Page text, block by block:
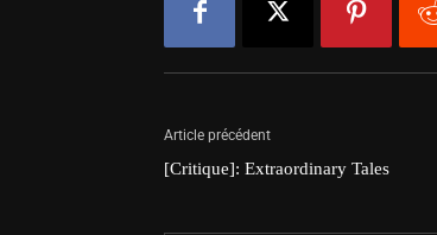
Article précédent
[Critique]: Extraordinary Tales